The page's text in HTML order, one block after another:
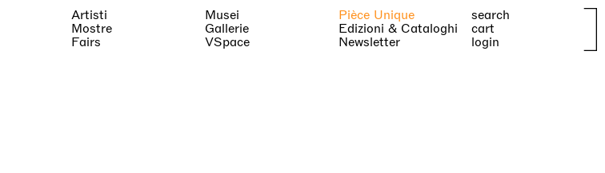
Artisti
Mostre
Fairs
Musei
Gallerie
VSpace
Pièce Unique
Edizioni & Cataloghi
Newsletter
search
cart
login